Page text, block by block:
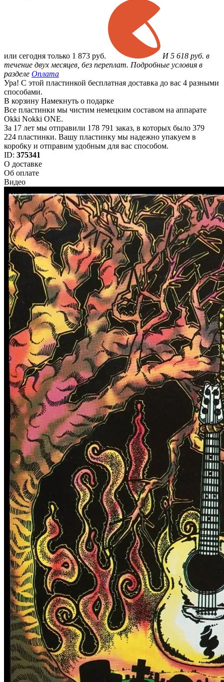
или сегодня только 1 873 руб.
И 5 618 руб. в
течение двух месяцев, без переплат. Подробные условия в
разделе Оплата
Ура! С этой пластинкой бесплатная доставка до вас 4 разными
способами.
В корзину Намекнуть о подарке
Все пластинки мы чистим немецким составом на аппарате
Okki Nokki ONE.
За 17 лет мы отправили 178 791 заказ, в которых было 379
224 пластинки. Вашу пластинку мы надежно упакуем в
коробку и отправим удобным для вас способом.
ID: 375341
О доставке
Об оплате
Видео